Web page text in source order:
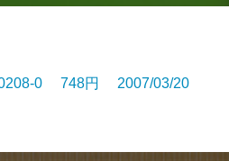
0 748円 2007/03/20